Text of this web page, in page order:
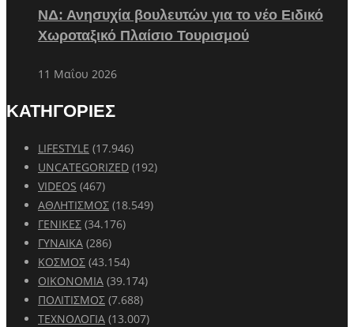
ΝΔ: Ανησυχία βουλευτών για το νέο Ειδικό
Χωροταξικό Πλαίσιο Τουρισμού
11 Μαΐου 2026
ΚΑΤΗΓΟΡΙΕΣ
LIFESTYLE (17.946)
UNCATEGORIZED (192)
VIDEOS (467)
ΑΘΛΗΤΙΣΜΟΣ (18.549)
ΓΕΝΙΚΕΣ (34.176)
ΓΥΝΑΙΚΑ (286)
ΚΟΣΜΟΣ (43.154)
ΟΙΚΟΝΟΜΙΑ (39.174)
ΠΟΛΙΤΙΣΜΟΣ (7.688)
ΤΕΧΝΟΛΟΓΙΑ (13.007)